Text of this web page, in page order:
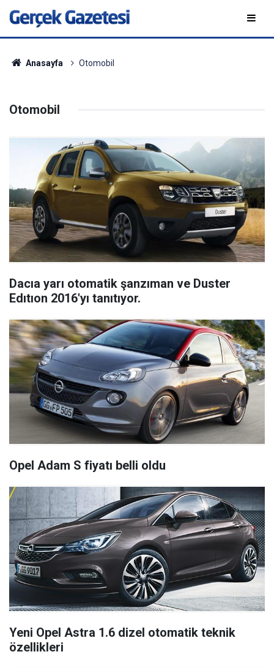
Anasayfa Otomobil
Otomobil
Dacıa yarı otomatik şanzıman ve Duster
Edıtıon 2016'yı tanıtıyor.
Opel Adam S fiyatı belli oldu
Yeni Opel Astra 1.6 dizel otomatik teknik
özellikleri